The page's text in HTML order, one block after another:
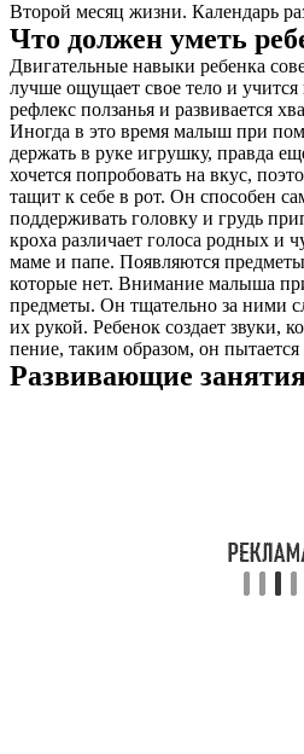
Второй месяц жизни. Календарь
Что должен уметь
Двигательные навыки ребенка
лучше ощущает свое тело и учится
рефлекс ползанья и развивается
Иногда в это время малыш при
держать в руке игрушку, правда
хочется попробовать на вкус,
тащит к себе в рот. Он способен
поддерживать головку и грудь
кроха различает голоса родных и
маме и папе. Появляются
которые нет. Внимание малыша
предметы. Он тщательно за ними
их рукой. Ребенок создает звуки,
пение, таким образом, он
Развивающие